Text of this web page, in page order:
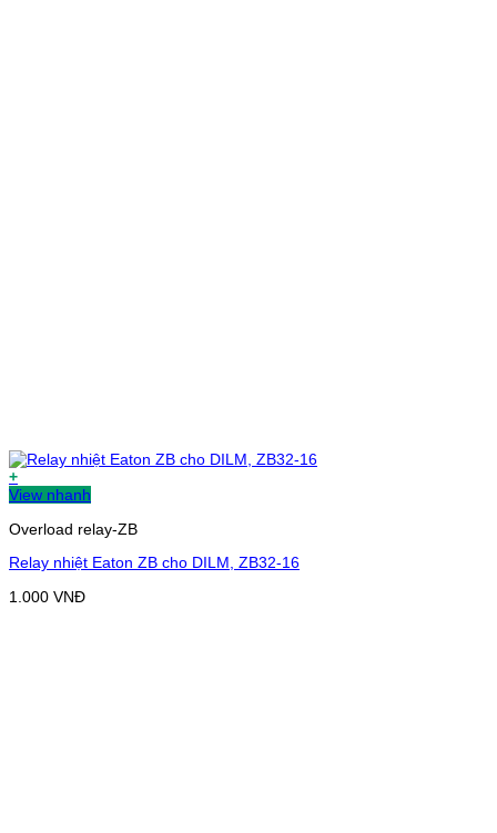
+
View nhanh
Overload relay-ZB
Relay nhiệt Eaton ZB cho DILM, ZB32-16
1.000 VNĐ